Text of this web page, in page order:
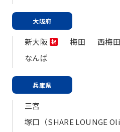
大阪府
新大阪 祝 梅田 西梅田
なんば
兵庫県
三宮
塚口（SHARE LOUNGE